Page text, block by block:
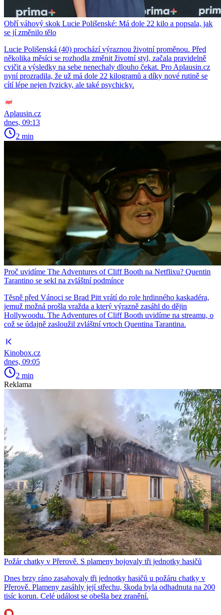
Obří váhový skok Lucie Polišenské: Má dole 22 kilo a popsala, jak
se jí změnilo tělo
Lucie Polišenská (40) prochází výraznou životní proměnou. Před
několika měsíci se rozhodla změnit životní styl, začala pravidelně
cvičit a výsledky na sebe nenechaly dlouho čekat. Pro Aplausin.cz
nyní prozradila, že už má dole 22 kilogramů a díky nové rutině se
cítí lépe nejen fyzicky, ale také psychicky.
Aplausin.cz
dnes, 09:13
2 min
Proč uvidíme The Adventures of Cliff Booth na Netflixu? Quentin
Tarantino se sekl na zvláštní podmínce
Těsně před Vánoci se Brad Pitt vrátí do role hrdinného kaskadéra,
jemuž možná prošla vražda a který výrazně zasáhl do dějin
Hollywoodu. The Adventures of Cliff Booth uvidíme na streamu, o
což se údajně zasloužil zvláštní vrtoch Quentina Tarantina.
Kinobox.cz
dnes, 09:05
2 min
Reklama
Požár chatky v Přerově. S plameny bojovaly tři jednotky hasičů
Dnes brzy ráno zasahovaly tři jednotky hasičů u požáru chatky v
Přerově. Plameny zasáhly její střechu, škoda byla odhadnuta na 200
tisíc korun. Celé událost se obešla bez zranění.